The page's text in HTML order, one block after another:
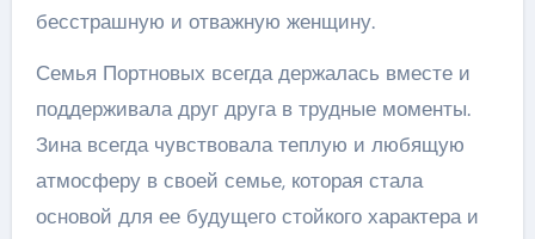
бесстрашную и отважную женщину.
Семья Портновых всегда держалась вместе и
поддерживала друг друга в трудные моменты.
Зина всегда чувствовала теплую и любящую
атмосферу в своей семье, которая стала
основой для ее будущего стойкого характера и